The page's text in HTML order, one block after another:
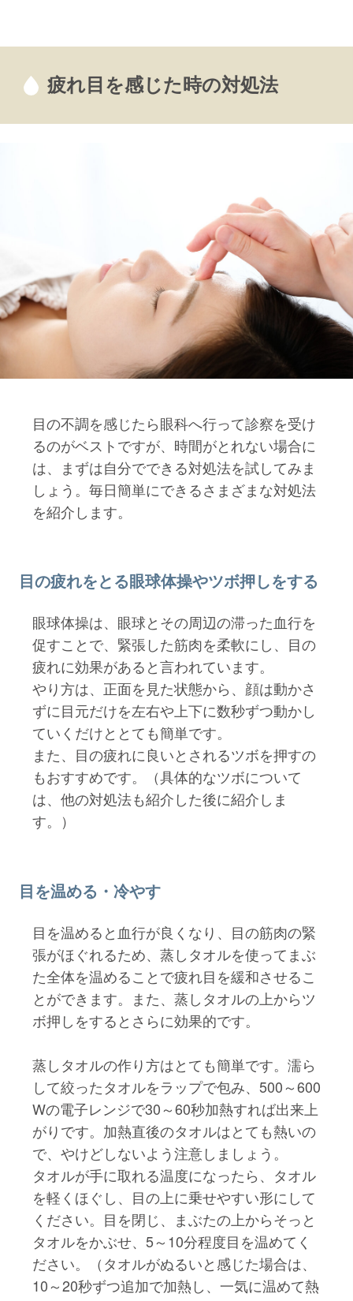
疲れ目を感じた時の対処法
目の不調を感じたら眼科へ行って診察を受け
るのがベストですが、時間がとれない場合に
は、まずは自分でできる対処法を試してみま
しょう。毎日簡単にできるさまざまな対処法
を紹介します。
目の疲れをとる眼球体操やツボ押しをする
眼球体操は、眼球とその周辺の滞った血行を
促すことで、緊張した筋肉を柔軟にし、目の
疲れに効果があると言われています。
やり方は、正面を見た状態から、顔は動かさ
ずに目元だけを左右や上下に数秒ずつ動かし
ていくだけととても簡単です。
また、目の疲れに良いとされるツボを押すの
もおすすめです。（具体的なツボについて
は、他の対処法も紹介した後に紹介しま
す。）
目を温める・冷やす
目を温めると血行が良くなり、目の筋肉の緊
張がほぐれるため、蒸しタオルを使ってまぶ
た全体を温めることで疲れ目を緩和させるこ
とができます。また、蒸しタオルの上からツ
ボ押しをするとさらに効果的です。
蒸しタオルの作り方はとても簡単です。濡ら
して絞ったタオルをラップで包み、500～600
Wの電子レンジで30～60秒加熱すれば出来上
がりです。加熱直後のタオルはとても熱いの
で、やけどしないよう注意しましょう。
タオルが手に取れる温度になったら、タオル
を軽くほぐし、目の上に乗せやすい形にして
ください。目を閉じ、まぶたの上からそっと
タオルをかぶせ、5～10分程度目を温めてく
ださい。（タオルがぬるいと感じた場合は、
10～20秒ずつ追加で加熱し、一気に温めて熱